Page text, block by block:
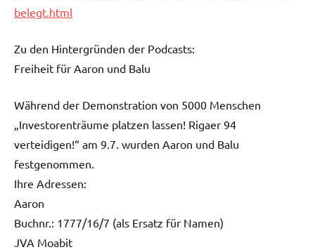
belegt.html
Zu den Hintergründen der Podcasts:
Freiheit für Aaron und Balu
Während der Demonstration von 5000 Menschen
„Investorenträume platzen lassen! Rigaer 94
verteidigen!“ am 9.7. wurden Aaron und Balu
festgenommen.
Ihre Adressen:
Aaron
Buchnr.: 1777/16/7 (als Ersatz für Namen)
JVA Moabit